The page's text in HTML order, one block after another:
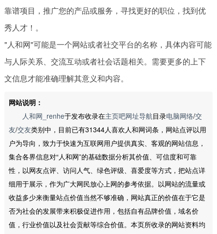
靠谱项目，推广您的产品或服务，寻找更好的职位，找到优
秀人才！。
"人和网"可能是一个网站或者社交平台的名称，具体内容可能
与人际关系、交流互动或者社会话题相关。需要更多的上下
文信息才能准确理解其意义和内容。
网站说明：
人和网_renhe于发布收录在主页吧网址导航目录电脑网络/交
友/交友类别中，目前已有31344人喜欢人和网词条，网站点评以用
户为导向，致力于快速为互联网用户提供真实、客观的网站信息，
集合各界信息对“人和网”的基础数据分析其价值、可信度和可靠
性，以网友点评、访问人气、绿色评级、喜爱度等方式，把站点详
细用于展示，作为广大网民放心上网的参考依据。以网站的流量或
收益多少来衡量站点价值当然不够准确，网站真正的价值在于它是
否为社会的发展带来积极促进作用，包括自有品牌价值，域名价
值，行业价值以及社会贡献等综合价值。本页所收录的网站资料均